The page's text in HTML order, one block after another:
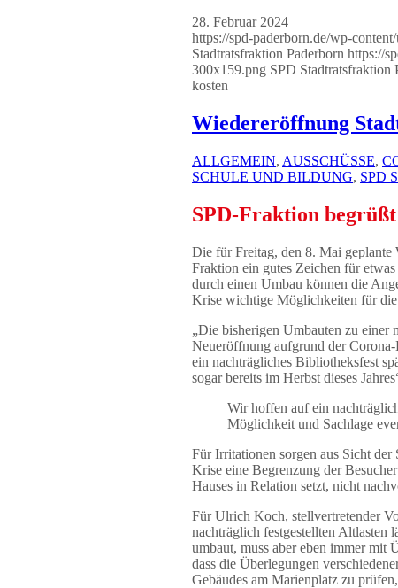
28. Februar 2024
https://spd-paderborn.de/wp-
Stadtratsfraktion Paderborn https://
300x159.png SPD Stadtratsfraktion
kosten
Wiedereröffnung
ALLGEMEIN, AUSSCHÜSSE,
SCHULE UND BILDUNG, SPD
SPD-Fraktion
Die für Freitag, den 8. Mai
Fraktion ein gutes Zeichen für
durch einen Umbau können die
Krise wichtige Möglichkeiten für
„Die bisherigen Umbauten zu einer
Neueröffnung aufgrund der
ein nachträgliches Bibliotheksfest
sogar bereits im Herbst dieses
Wir hoffen auf ein
Möglichkeit und Sachlage
Für Irritationen sorgen aus Sicht
Krise eine Begrenzung der
Hauses in Relation setzt, nicht
Für Ulrich Koch, stellvertretender
nachträglich festgestellten Altlasten
umbaut, muss aber eben immer mit
dass die Überlegungen
Gebäudes am Marienplatz zu